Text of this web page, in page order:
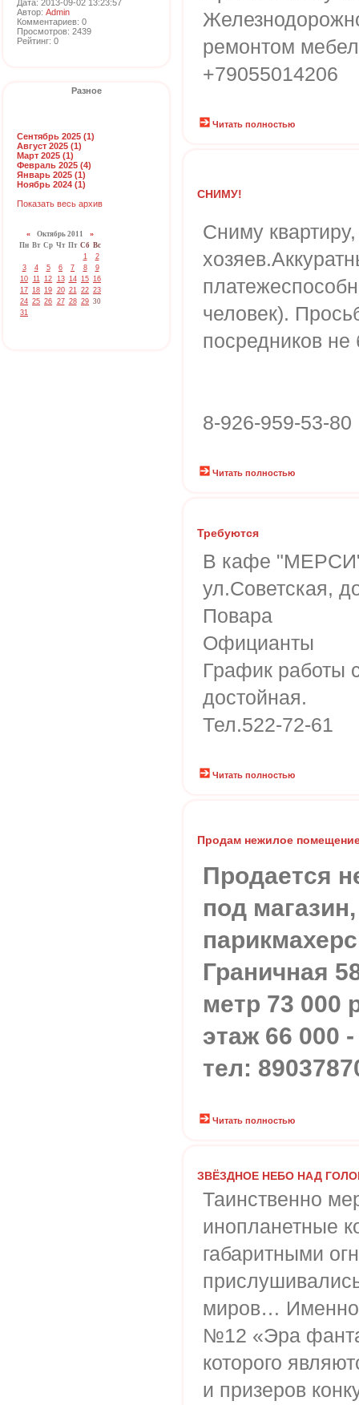
Дата: 2013-09-02 13:23:57
Автор: Admin
Комментариев: 0
Просмотров: 2439
Рейтинг: 0
Разное
Сентябрь 2025 (1)
Август 2025 (1)
Март 2025 (1)
Февраль 2025 (4)
Январь 2025 (1)
Ноябрь 2024 (1)
Показать весь архив
« Октябрь 2011 »
Пн Вт Ср Чт Пт Сб Вс
1
2
3
4 5 6 7 8
9
10 11 12 13 14 15 16
17 18 19 20 21 22 23
24 25 26 27 28 29 30
31
ремонтом
+79055014206
Читать полностью
СНИМУ!
Сниму
человек).
посредников не
8-926-959-53-80
Читать полностью
Требуются
В кафе
ул.Советская,
Повара
Официанты
График работы
достойная.
Тел.522-72-61
Читать полностью
Продам нежилое
Продается
под
Граничная
метр 73 000
этаж 66 000
тел:
Читать полностью
ЗВЁЗДНОЕ НЕБО НАД
Таинственно
инопланетные
габаритными
миров… Именно
№12 «Эра
которого
и призеров